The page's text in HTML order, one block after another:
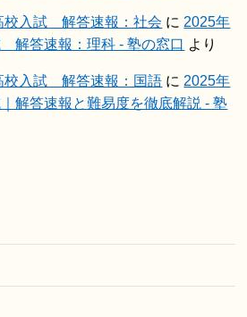
校入試 解答速報：社会 に 2025年
解答速報：理科 - 塾の窓口 より
校入試 解答速報：国語 に 2025年
解答速報と難易度を徹底解説 - 塾